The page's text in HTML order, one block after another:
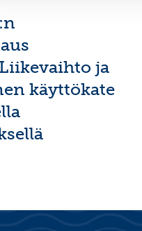
ja
käyttökate